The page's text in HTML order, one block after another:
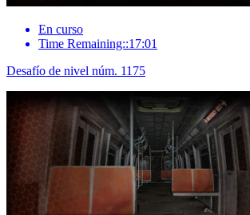
En curso
Time Remaining::17:01
Desafío de nivel núm. 1175